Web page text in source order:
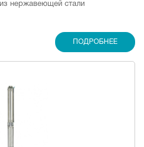
из нержавеющей стали
ПОДРОБНЕЕ